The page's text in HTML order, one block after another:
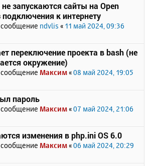
запускаются сайты на Open
подключения к интернету
ndvlis « 11 май 2024, 09:36
переключение проекта в bash (не
окружение)
Максим «08 май 2024, 19:05
пароль
Максим «07 май 2024, 21:06
изменения в php.ini OS 6.0
Максим «06 май 2024, 20:29